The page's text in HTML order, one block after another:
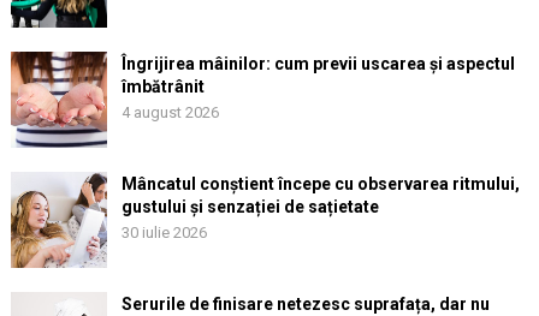
Îngrijirea mâinilor: cum previi uscarea și aspectul
îmbătrânit
4 august 2026
Mâncatul conștient începe cu observarea ritmului,
gustului și senzației de sațietate
30 iulie 2026
Serurile de finisare netezesc suprafața, dar nu